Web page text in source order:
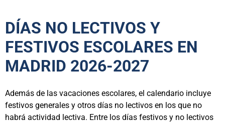
DÍAS NO LECTIVOS Y
FESTIVOS ESCOLARES EN
MADRID 2026-2027
Además de las vacaciones escolares, el calendario incluye
festivos generales y otros días no lectivos en los que no
habrá actividad lectiva. Entre los días festivos y no lectivos